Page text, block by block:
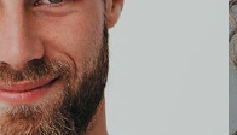
26/
19/